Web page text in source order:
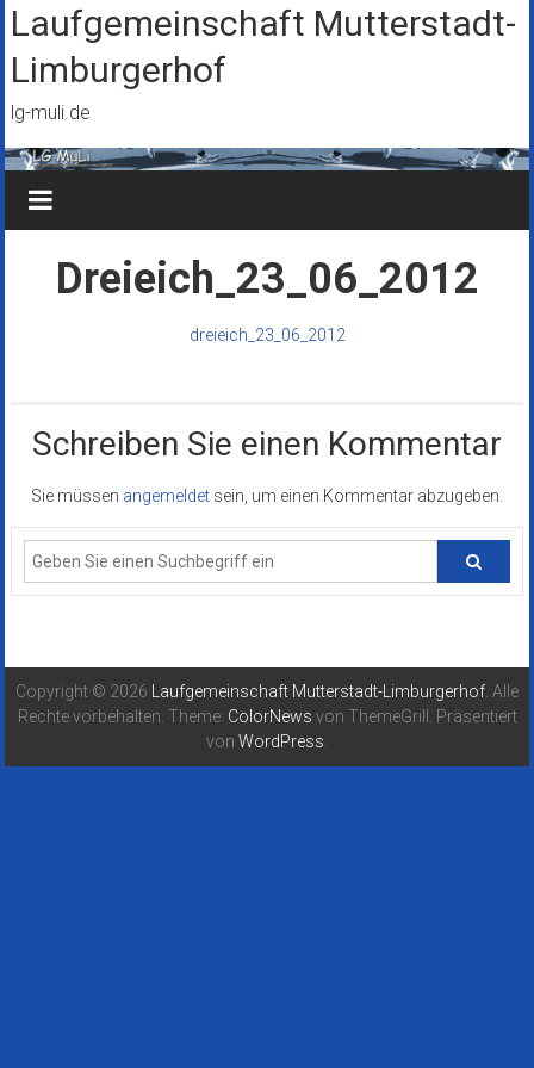
Zum
Inhalt
springen
Laufgemeinschaft Mutterstadt-
Limburgerhof
lg-muli.de
Dreieich_23_06_2012
dreieich_23_06_2012
Schreiben Sie einen Kommentar
Sie müssen angemeldet sein, um einen Kommentar abzugeben.
Copyright © 2026 Laufgemeinschaft Mutterstadt-Limburgerhof . Alle
Rechte vorbehalten. Theme: ColorNews von ThemeGrill. Präsentiert
von WordPress